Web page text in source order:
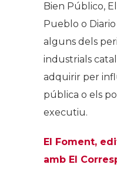
Bien Público,
Pueblo o
alguns dels
industrials
adquirir per
pública o els
executiu.
El Foment,
amb El